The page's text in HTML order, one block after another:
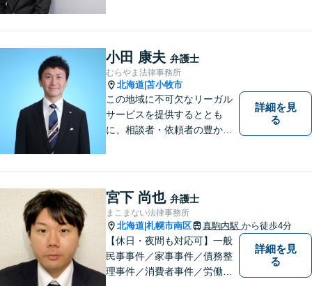
続、交通事故、労働、企業法
務など、多岐に渡る分野に精
通しています。どうぞお気軽
にご連絡ください。
小田 康夫 弁護士
むらやま法律事務所
北海道 苫小牧市
この地域に不可欠なリーガル
サービスを提供するととも
に、相談者・依頼者の豊かな
士小田康夫）
詳細を見
る
宮下 尚也 弁護士
まこまない法律事務所
北海道 札幌市南区 真駒内駅 から徒歩4分
【休日・夜間も対応可】一般
民事事件／家事事件／債務整
理事件／消費者事件／労働事
詳細を見
る